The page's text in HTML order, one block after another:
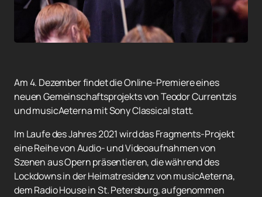
Am 4. Dezember findet die Online-Premiere eines
neuen Gemeinschaftsprojekts von Teodor Currentzis
und musicAeterna mit Sony Classical statt.
Im Laufe des Jahres 2021 wird das Fragments-Projekt
eine Reihe von Audio- und Videoaufnahmen von
Szenen aus Opern präsentieren, die während des
Lockdowns in der Heimatresidenz von musicAeterna,
dem Radio House in St. Petersburg, aufgenommen